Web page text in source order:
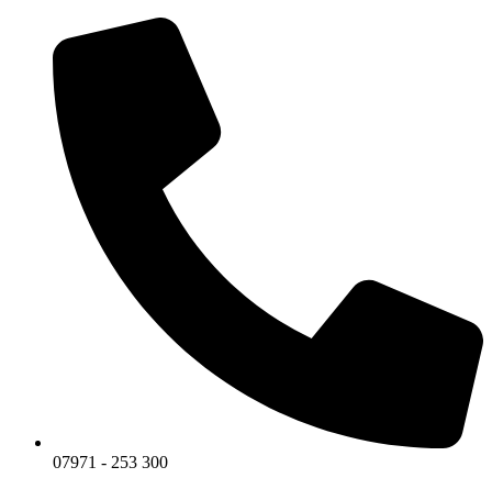
07971 - 253 300